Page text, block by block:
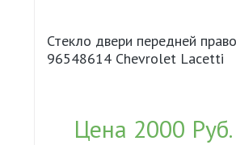
Стекло двери передней
96548614 Chevrolet Lacetti
Цена 2000 Руб.